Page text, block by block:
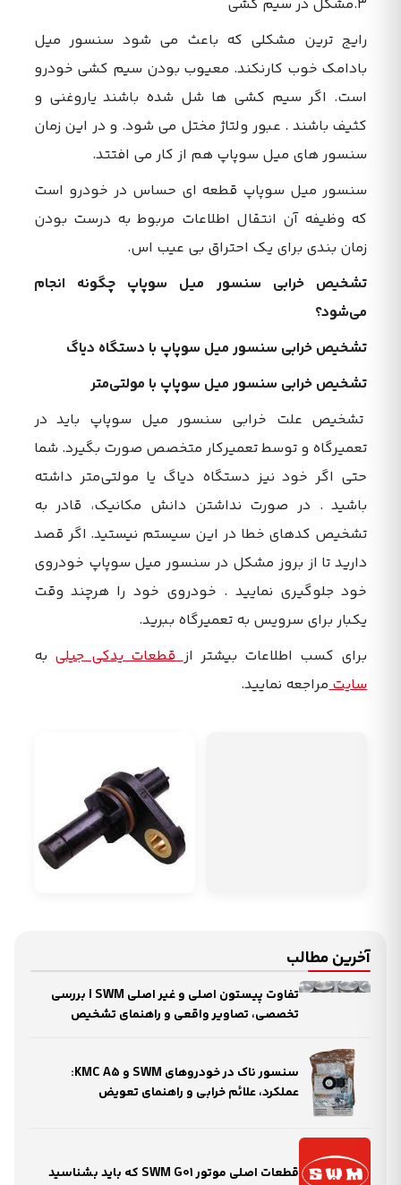
3.مشکل در سیم کشی
رایج ترین مشکلی که باعث می شود سنسور میل
بادامک خوب کارنکند. معیوب بودن سیم کشی خودرو
است. اگر سیم کشی ها شل شده باشند یاروغنی و
کثیف باشند . عبور ولتاژ مختل می شود. و در این زمان
سنسور های میل سوپاپ هم از کار می افتتد.
سنسور میل سوپاپ قطعه ای حساس در خودرو است
که وظیفه آن انتقال اطلاعات مربوط به درست بودن
زمان بندی برای یک احتراق بی عیب اس.
تشخیص خرابی سنسور میل سوپاپ چگونه انجام
می‌شود؟
تشخیص خرابی سنسور میل سوپاپ با دستگاه دیاگ
تشخیص خرابی سنسور میل سوپاپ با مولتی‌متر
تشخیص علت خرابی سنسور میل سوپاپ باید در
تعمیرگاه و توسط تعمیرکار متخصص صورت بگیرد. شما
حتی اگر خود نیز دستگاه دیاگ یا مولتی‌متر داشته
باشید . در صورت نداشتن دانش مکانیک، قادر به
تشخیص کدهای خطا در این سیستم نیستید. اگر قصد
دارید تا از بروز مشکل در سنسور میل سوپاپ خودروی
خود جلوگیری نمایید . خودروی خود را هرچند وقت
یکبار برای سرویس به تعمیرگاه ببرید.
برای کسب اطلاعات بیشتر ازقطعات یدکی جیلیبه
سایتمراجعه نمایید.
آخرین مطالب
تفاوت پیستون اصلی و غیر اصلی SWM | بررسی
تخصصی، تصاویر واقعی و راهنمای تشخیص
سنسور ناک در خودروهای SWM و KMC A5:
عملکرد، علائم خرابی و راهنمای تعویض
قطعات اصلی موتور SWM G01 که باید بشناسید